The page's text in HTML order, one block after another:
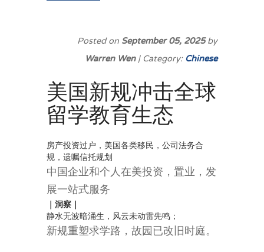
Posted onSeptember 05, 2025by
Warren Wen| Category:Chinese
美国新规冲击全球
留学教育生态
房产投资过户，美国各类移民，公司法务合
规，遗嘱信托规划
中国企业和个人在美投资，置业，发
展一站式服务
｜ 洞察 ｜
静水无波暗涌生，风云未动雷先鸣；
新规重塑求学路，故园已改旧时庭。